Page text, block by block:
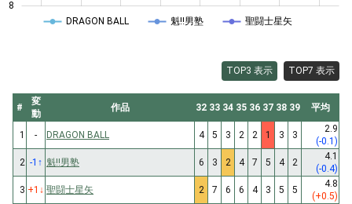
8
DRAGON BALL 魁!!男塾 聖闘士星矢
TOP3 表示 TOP7 表示
#
変
動
作品 32 33 34 35 36 37 38 39 平均
1 - DRAGON BALL 4 5 3 2 2 1 3 3
2.9
(-0.1)
2 -1 ↑ 魁!!男塾 6 3 2 4 7 5 4 2
4.1
(-0.4)
3 +1 ↓ 聖闘士星矢 2 7 6 6 4 3 5 5
4.8
(+0.5)